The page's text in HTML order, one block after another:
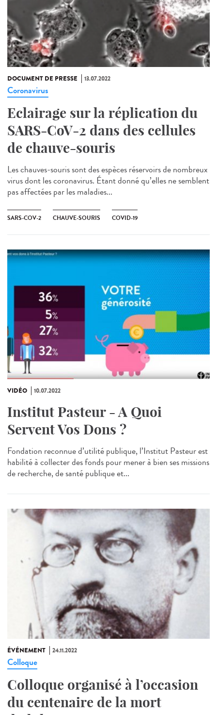
DOCUMENT DE PRESSE 13.07.2022
Coronavirus
Eclairage sur la réplication du
SARS-CoV-2 dans des cellules
de chauve-souris
Les chauves-souris sont des espèces réservoirs de nombreux
virus dont les coronavirus. Étant donné qu’elles ne semblent
pas affectées par les maladies...
SARS-COV-2 CHAUVE-SOURIS COVID-19
VIDÉO 10.07.2022
Institut Pasteur - A Quoi
Servent Vos Dons ?
Fondation reconnue d’utilité publique, l’Institut Pasteur est
habilité à collecter des fonds pour mener à bien ses missions
de recherche, de santé publique et...
ÉVÉNEMENT 24.11.2022
Colloque
Colloque organisé à l’occasion
du centenaire de la mort